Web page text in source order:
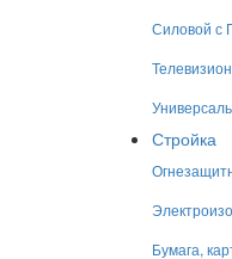
Силовой с
Стройка
Бумага,